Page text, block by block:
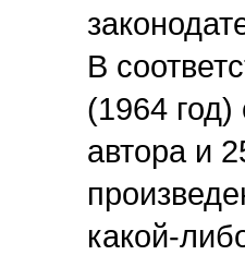
В
(1964
автора и
какой-